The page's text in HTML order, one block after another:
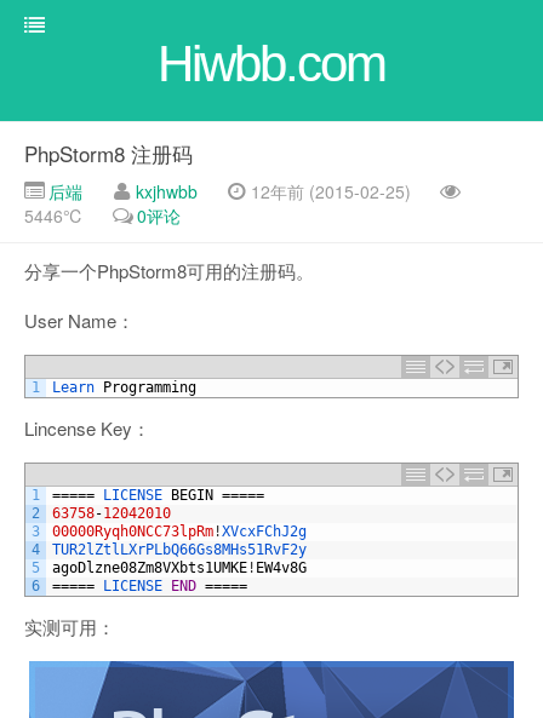
Hiwbb.com
PhpStorm8 注册码
后端 kxjhwbb
12年前 (2015-02-25)
5446℃
0评论
分享一个PhpStorm8可用的注册码。
User Name：
1 Learn Programming
Lincense Key：
1
2
3
4
5
6
===== LICENSE BEGIN =====
63758-12042010
00000Ryqh0NCC73lpRm !XVcxFChJ2g
TUR2lZtlLXrPLbQ66Gs8MHs51RvF2y
agoDlzne08Zm8VXbts1UMKE ! EW4v8G
=====
LICENSE END =====
实测可用：